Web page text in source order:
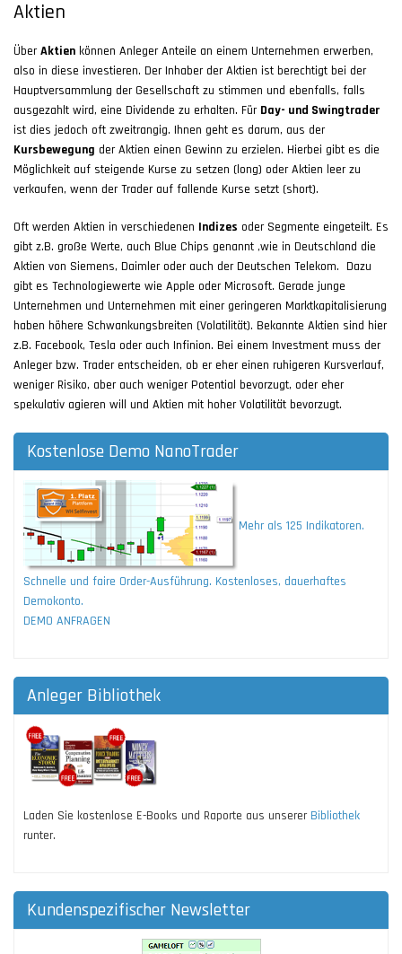
Aktien
ÜberAktien können Anleger Anteile an einem Unternehmen erwerben,
also in diese investieren. Der Inhaber der Aktien ist berechtigt bei der
Hauptversammlung der Gesellschaft zu stimmen und ebenfalls, falls
ausgezahlt wird, eine Dividende zu erhalten. Für Day- und Swingtrader
ist dies jedoch oft zweitrangig. Ihnen geht es darum, aus der
Kursbewegung der Aktien einen Gewinn zu erzielen. Hierbei gibt es die
Möglichkeit auf steigende Kurse zu setzen (long) oder Aktien leer zu
verkaufen, wenn der Trader auf fallende Kurse setzt (short).
Oft werden Aktien in verschiedenen Indizes oder Segmente eingeteilt. Es
gibt z.B. große Werte, auch Blue Chips genannt ,wie in Deutschland die
Aktien von Siemens, Daimler oder auch der Deutschen Telekom. Dazu
gibt es Technologiewerte wie Apple oder Microsoft. Gerade junge
Unternehmen und Unternehmen mit einer geringeren Marktkapitalisierung
haben höhere Schwankungsbreiten (Volatilität). Bekannte Aktien sind hier
z.B. Facebook, Tesla oder auch Infinion. Bei einem Investment muss der
Anleger bzw. Trader entscheiden, ob er eher einen ruhigeren Kursverlauf,
weniger Risiko, aber auch weniger Potential bevorzugt, oder eher
spekulativ agieren will und Aktien mit hoher Volatilität bevorzugt.
Kostenlose Demo NanoTrader
Mehr als 125 Indikatoren.
Schnelle und faire Order-Ausführung. Kostenloses, dauerhaftes
Demokonto.
DEMO ANFRAGEN
Anleger Bibliothek
Laden Sie kostenlose E-Books und Raporte aus unserer Bibliothek
runter.
Kundenspezifischer Newsletter